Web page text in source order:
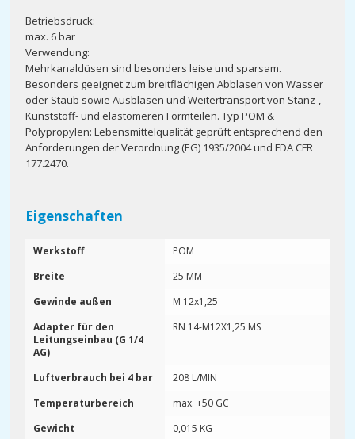
Betriebsdruck:
max. 6 bar
Verwendung:
Mehrkanaldüsen sind besonders leise und sparsam.
Besonders geeignet zum breitflächigen Abblasen von Wasser
oder Staub sowie Ausblasen und Weitertransport von Stanz-,
Kunststoff- und elastomeren Formteilen. Typ POM &
Polypropylen: Lebensmittelqualität geprüft entsprechend den
Anforderungen der Verordnung (EG) 1935/2004 und FDA CFR
177.2470.
Eigenschaften
Werkstoff
POM
Breite
25 MM
Gewinde außen
M 12x1,25
Adapter für den
Leitungseinbau (G 1/4
AG)
RN 14-M12X1,25 MS
Luftverbrauch bei 4 bar
208 L/MIN
Temperaturbereich
max. +50 GC
Gewicht
0,015 KG